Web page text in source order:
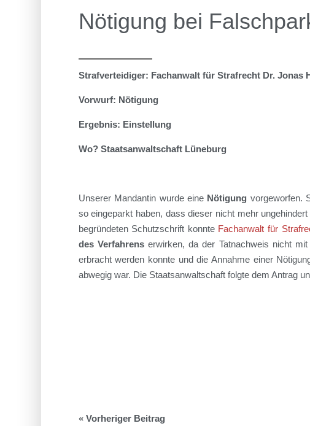
Nötigung bei
Strafverteidiger: Fachanwalt für Strafrecht Dr. Jonas
Vorwurf: Nötigung
Ergebnis: Einstellung
Wo? Staatsanwaltschaft Lüneburg
Unserer Mandantin wurde eine Nötigung vorgeworfen.
so eingeparkt haben, dass dieser nicht mehr
begründeten Schutzschrift konnte Fachanwalt für
des Verfahrenserwirken, da der Tatnachweis nicht mit
erbracht werden konnte und die Annahme einer
abwegig war. Die Staatsanwaltschaft folgte dem Antrag